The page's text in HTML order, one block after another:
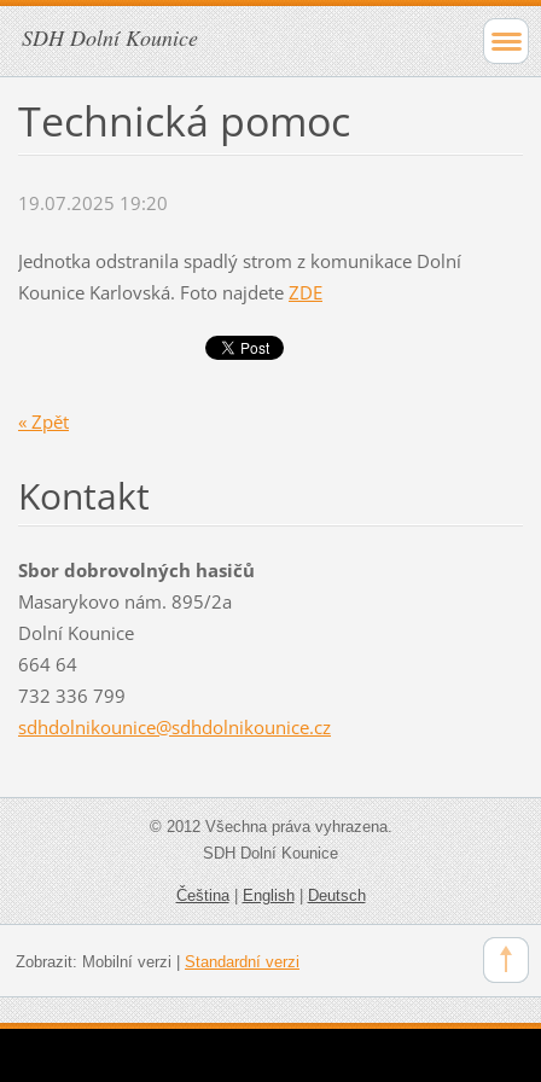
SDH Dolní Kounice
Technická pomoc
19.07.2025 19:20
Jednotka odstranila spadlý strom z komunikace Dolní
Kounice Karlovská. Foto najdete ZDE
« Zpět
Kontakt
Sbor dobrovolných hasičů
Masarykovo nám. 895/2a
Dolní Kounice
664 64
732 336 799
sdhdolnikounice@sdhdolnikounice.cz
© 2012 Všechna práva vyhrazena.
SDH Dolní Kounice
Čeština|English|Deutsch
Zobrazit: Mobilní verzi Standardní verzi